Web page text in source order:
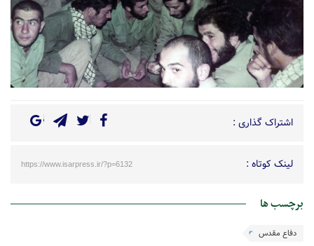
اشتراک گذاری :
لینک کوتاه : https://www.isarpress.ir/?p=6132
برچسب ها
دفاع مقدس